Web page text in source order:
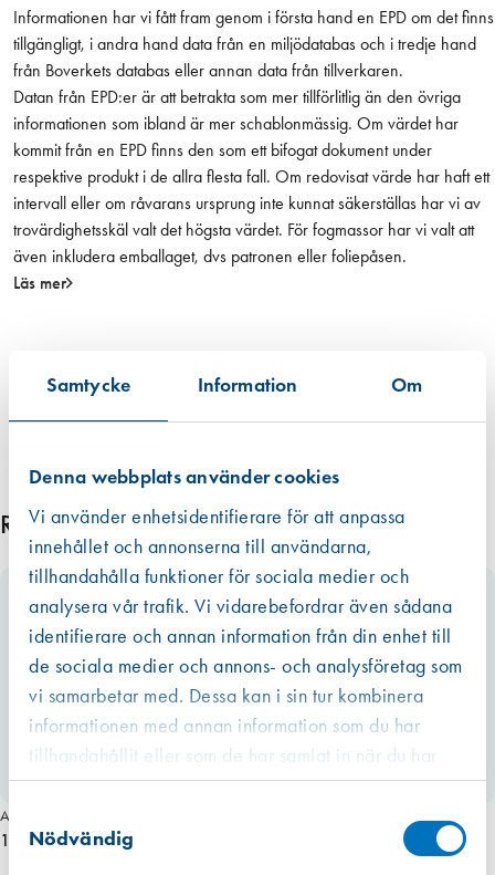
Samtycke Information Om
Denna webbplats använder cookies
Vi använder enhetsidentifierare för att anpassa
innehållet och annonserna till användarna,
tillhandahålla funktioner för sociala medier och
analysera vår trafik. Vi vidarebefordrar även sådana
identifierare och annan information från din enhet till
de sociala medier och annons- och analysföretag som
vi samarbetar med. Dessa kan i sin tur kombinera
informationen med annan information som du har
tillhandahållit eller som de har samlat in när du har
använt deras tjänster.
Samtyckesval
Nödvändig
f
ö
r
z
m
ä
n
g
d
Informationen har vi fått fram genom i första hand en EPD om det finns
tillgängligt, i andra hand data från en miljödatabas och i tredje hand
från Boverkets databas eller annan data från tillverkaren.
Datan från EPD:er är att betrakta som mer tillförlitlig än den övriga
informationen som ibland är mer schablonmässig. Om värdet har
kommit från en EPD finns den som ett bifogat dokument under
respektive produkt i de allra flesta fall. Om redovisat värde har haft ett
intervall eller om råvarans ursprung inte kunnat säkerställas har vi av
trovärdighetsskäl valt det högsta värdet. För fogmassor har vi valt att
även inkludera emballaget, dvs patronen eller foliepåsen.
Läs mer
Relaterade produkter
Art. nr 5767
158,00 kr
Finns i lager (2111 st)